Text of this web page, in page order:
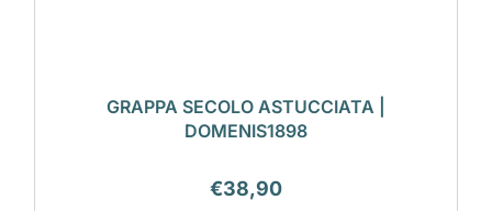
GRAPPA SECOLO ASTUCCIATA |
DOMENIS1898
€38,90